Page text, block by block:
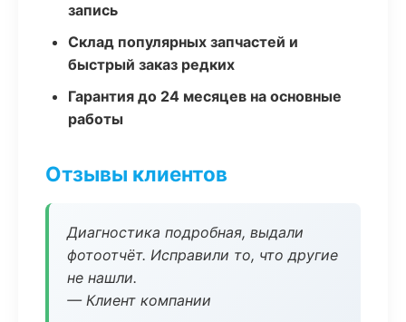
запись
Склад популярных запчастей и
быстрый заказ редких
Гарантия до 24 месяцев на основные
работы
Отзывы клиентов
Диагностика подробная, выдали
фотоотчёт. Исправили то, что другие
не нашли.
— Клиент компании